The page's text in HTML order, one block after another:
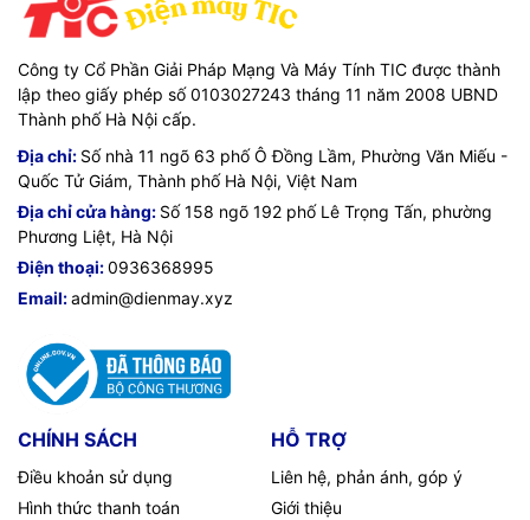
Công ty Cổ Phần Giải Pháp Mạng Và Máy Tính TIC được thành
lập theo giấy phép số 0103027243 tháng 11 năm 2008 UBND
Thành phố Hà Nội cấp.
Địa chỉ: Số nhà 11 ngõ 63 phố Ô Đồng Lầm, Phường Văn Miếu -
Quốc Tử Giám, Thành phố Hà Nội, Việt Nam
Địa chỉ cửa hàng: Số 158 ngõ 192 phố Lê Trọng Tấn, phường
Phương Liệt, Hà Nội
Điện thoại:0936368995
Email:admin@dienmay.xyz
CHÍNH SÁCH
Điều khoản sử dụng
Hình thức thanh toán
HỖ TRỢ
Liên hệ, phản ánh, góp ý
Giới thiệu